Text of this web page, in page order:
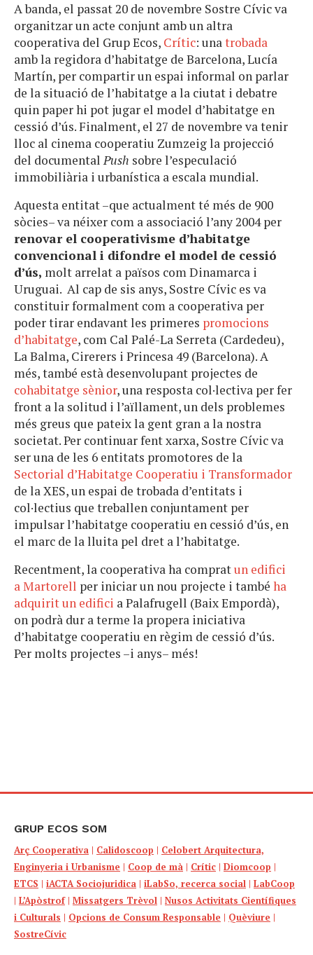
A banda, el passat 20 de novembre Sostre Cívic va
organitzar un acte conjunt amb un altra
cooperativa del Grup Ecos, Crític: unatrobada
amb la regidora d’habitatge de Barcelona, Lucía
Martín, per compartir un espai informal on parlar
de la situació de l’habitatge a la ciutat i debatre
quin paper hi pot jugar el model d’habitatge en
cessió d’ús. Finalment, el 27 de novembre va tenir
lloc al cinema cooperatiu Zumzeig la projecció
del documentalPush sobre l’especulació
immobiliària i urbanística a escala mundial.
Aquesta entitat –que actualment té més de 900
sòcies– va néixer com a associació l’any 2004 per
renovar el cooperativisme d’habitatge
convencional i difondre el model de cessió
d’ús, molt arrelat a països com Dinamarca i
Uruguai. Al cap de sis anys, Sostre Cívic es va
constituir formalment com a cooperativa per
poder tirar endavant les primeres promocions
d’habitatge, com Cal Palé-La Serreta (Cardedeu),
La Balma, Cirerers i Princesa 49 (Barcelona). A
més, també està desenvolupant projectes de
cohabitatge sènior, una resposta col·lectiva per fer
front a la solitud i l’aïllament, un dels problemes
més greus que pateix la gent gran a la nostra
societat. Per continuar fent xarxa, Sostre Cívic va
ser una de les 6 entitats promotores de la
Sectorial d’Habitatge Cooperatiu i Transformador
de la XES, un espai de trobada d’entitats i
col·lectius que treballen conjuntament per
impulsar l’habitatge cooperatiu en cessió d’ús, en
el marc de la lluita pel dret a l’habitatge.
Recentment, la cooperativa ha compratun edifici
a Martorell per iniciar un nou projecte i també ha
adquirit un edifici a Palafrugell (Baix Empordà),
on podrà dur a terme la propera iniciativa
d’habitatge cooperatiu en règim de cessió d’ús.
Per molts projectes –i anys– més!
GRUP ECOS SOM
Arç Cooperativa | Calidoscoop | Celobert Arquitectura,
Enginyeria i Urbanisme | Coop de mà | Crític | Diomcoop |
ETCS | iACTA Sociojuridica | iLabSo, recerca social | LabCoop
| L’Apòstrof| Missatgers Trèvol | Nusos Activitats Científiques
i Culturals | Opcions de Consum Responsable | Quèviure |
SostreCívic